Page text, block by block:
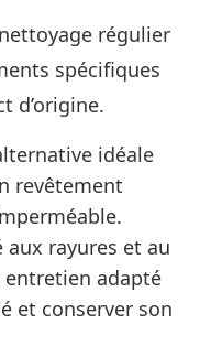
régulier
spécifiques
d’origine.
idéale
revêtement
aux rayures et au
adapté
et conserver son